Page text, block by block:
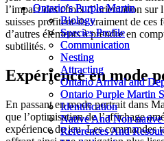
Ontario’s Purple Martin
Biology
Species Profile
Communication
Nesting
Attracting
Ontario Arrival and
Ontario Purple Martin
Identification
Native And Non-native
References And
Ontario’s Purple Martin
Biology
Species Profile
Communication
Nesting
Attracting
Ontario Arrival and
Ontario Purple Martin
Identification
Native And Non-native
References And
l’impact des choix d’orientation sur
suisses profitent-ils vraiment de ces
d’autres éléments à prendre en
subtilités.
Expérience en mode
En passant en mode portrait dans
que l’optimisation de l’affichage
expérience de jeu. Les commandes